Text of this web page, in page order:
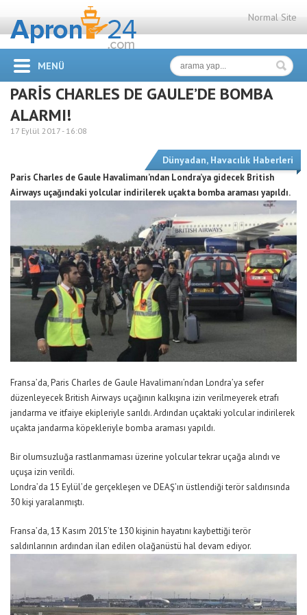
Normal Site
MENÜ
PARİS CHARLES DE GAULE’DE BOMBA
ALARMI!
17 Eylül 2017 - 16:08
Dünyadan, Havacılık Haberleri
Paris Charles de Gaule Havalimanı’ndan Londra’ya gidecek British
Airways uçağındaki yolcular indirilerek uçakta bomba araması yapıldı.
Fransa’da, Paris Charles de Gaule Havalimanı’ndan Londra’ya sefer
düzenleyecek British Airways uçağının kalkışına izin verilmeyerek etrafı
jandarma ve itfaiye ekipleriyle sarıldı. Ardından uçaktaki yolcular indirilerek
uçakta jandarma köpekleriyle bomba araması yapıldı.
Bir olumsuzluğa rastlanmaması üzerine yolcular tekrar uçağa alındı ve
uçuşa izin verildi.
Londra’da 15 Eylül’de gerçekleşen ve DEAŞ’ın üstlendiği terör saldırısında
30 kişi yaralanmıştı.
Fransa’da, 13 Kasım 2015’te 130 kişinin hayatını kaybettiği terör
saldırılarının ardından ilan edilen olağanüstü hal devam ediyor.